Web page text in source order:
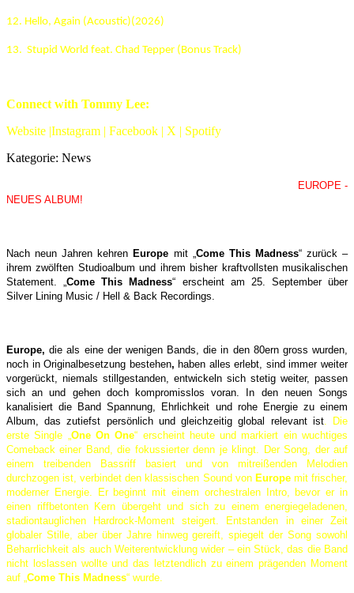
12. Hello, Again (Acoustic)(2026)
13. Stupid World feat. Chad Tepper (Bonus Track)
Connect with Tommy Lee:
Website |Instagram | Facebook | X | Spotify
Kategorie: News
EUROPE -
NEUES ALBUM!
Nach neun Jahren kehren Europe mit „ Come This Madness“ zurück –
ihrem zwölften Studioalbum und ihrem bisher kraftvollsten musikalischen
Statement. „Come This Madness“ erscheint am 25. September über
Silver Lining Music / Hell & Back Recordings.
Europe, die als eine der wenigen Bands, die in den 80ern gross wurden,
noch in Originalbesetzung bestehen, haben alles erlebt, sind immer weiter
vorgerückt, niemals stillgestanden, entwickeln sich stetig weiter, passen
sich an und gehen doch kompromisslos voran. In den neuen Songs
kanalisiert die Band Spannung, Ehrlichkeit und rohe Energie zu einem
Album, das zutiefst persönlich und gleichzeitig global relevant ist. Die
erste Single „ One On One“ erscheint heute und markiert ein wuchtiges
Comeback einer Band, die fokussierter denn je klingt. Der Song, der auf
einem treibenden Bassriff basiert und von mitreißenden Melodien
durchzogen ist, verbindet den klassischen Sound von Europemit frischer,
moderner Energie. Er beginnt mit einem orchestralen Intro, bevor er in
einen riffbetonten Kern übergeht und sich zu einem energiegeladenen,
stadiontauglichen Hardrock-Moment steigert. Entstanden in einer Zeit
globaler Stille, aber über Jahre hinweg gereift, spiegelt der Song sowohl
Beharrlichkeit als auch Weiterentwicklung wider – ein Stück, das die Band
nicht loslassen wollte und das letztendlich zu einem prägenden Moment
auf „ Come This Madness“ wurde.